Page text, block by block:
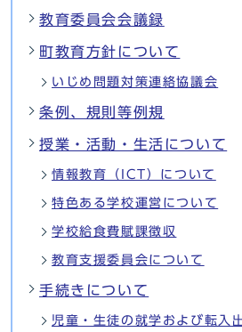
教育委員会会議録
町教育方針について
いじめ問題対策連絡協議会
条例、規則等例規
授業・活動・生活について
情報教育（ICT）について
特色ある学校運営について
学校給食費賦課徴収
教育支援委員会について
手続きについて
児童・生徒の就学および転入